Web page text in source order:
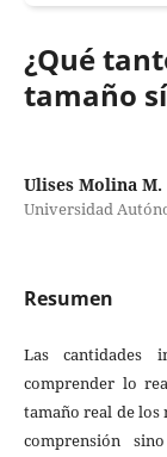
¿Qué
tamaño
Ulises Molina M.
Universidad
Resumen
Las cantidades
comprender lo
tamaño real de los
comprensión